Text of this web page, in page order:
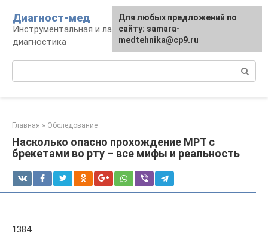
контенту
Диагност-мед
Инструментальная и лабораторная
диагностика
Главная » Обследование
Насколько опасно прохождение МРТ с
брекетами во рту – все мифы и реальность
1384
Для любых предложений по
сайту: samara-
medtehnika@cp9.ru